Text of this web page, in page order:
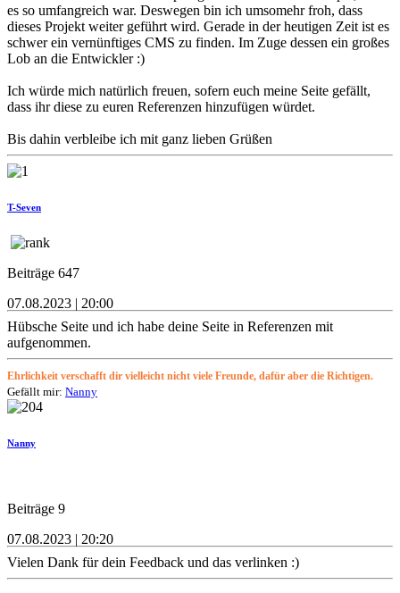
es so umfangreich war. Deswegen bin ich umsomehr froh, dass
dieses Projekt weiter geführt wird. Gerade in der heutigen Zeit ist es
schwer ein vernünftiges CMS zu finden. Im Zuge dessen ein großes
Lob an die Entwickler :)
Ich würde mich natürlich freuen, sofern euch meine Seite gefällt,
dass ihr diese zu euren Referenzen hinzufügen würdet.
Bis dahin verbleibe ich mit ganz lieben Grüßen
T-Seven
Beiträge 647
07.08.2023 | 20:00
Hübsche Seite und ich habe deine Seite in Referenzen mit
aufgenommen.
Ehrlichkeit verschafft dir vielleicht nicht viele Freunde, dafür aber die Richtigen.
Gefällt mir: Nanny
Nanny
Beiträge 9
07.08.2023 | 20:20
Vielen Dank für dein Feedback und das verlinken :)